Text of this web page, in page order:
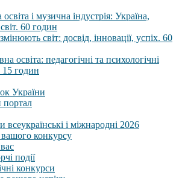
і музична індустрія: Україна,
60 годин
світ: досвід, інновації, успіх. 60
освіта: педагогічні та психологічні
15 годин
України
портал
всеукраїнські і міжнародні 2026
конкурсу
події
конкурси